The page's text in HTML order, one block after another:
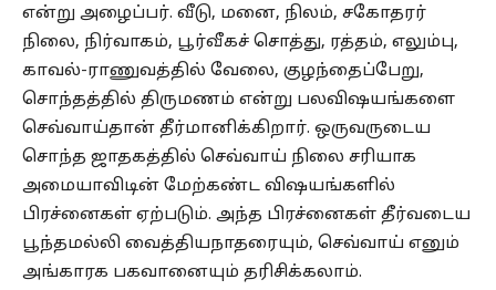
என்று அழைப்பர். வீடு, மனை, நிலம், சகோதரர்
நிலை, நிர்வாகம், பூர்வீகச் சொத்து, ரத்தம், எலும்பு,
காவல்-ராணுவத்தில் வேலை, குழந்தைப்பேறு,
சொந்தத்தில் திருமணம் என்று பலவிஷயங்களை
செவ்வாய்தான் தீர்மானிக்கிறார். ஒருவருடைய
சொந்த ஜாதகத்தில் செவ்வாய் நிலை சரியாக
அமையாவிடின் மேற்கண்ட விஷயங்களில்
பிரச்னைகள் ஏற்படும். அந்த பிரச்னைகள் தீர்வடைய
பூந்தமல்லி வைத்தியநாதரையும், செவ்வாய் எனும்
அங்காரக பகவானையும் தரிசிக்கலாம்.